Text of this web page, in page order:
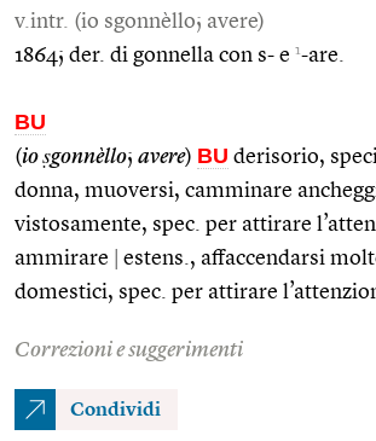
v.intr. (io sgonnèllo; avere)
1864; der. di gonnella con s- e 1-are.
BU
(io ṣgonnèllo; avere) BU derisorio,
donna, muoversi, camminare
vistosamente, spec. per attirare
ammirare
estens., affaccendarsi
domestici, spec. per attirare
Correzioni e suggerimenti
Condividi